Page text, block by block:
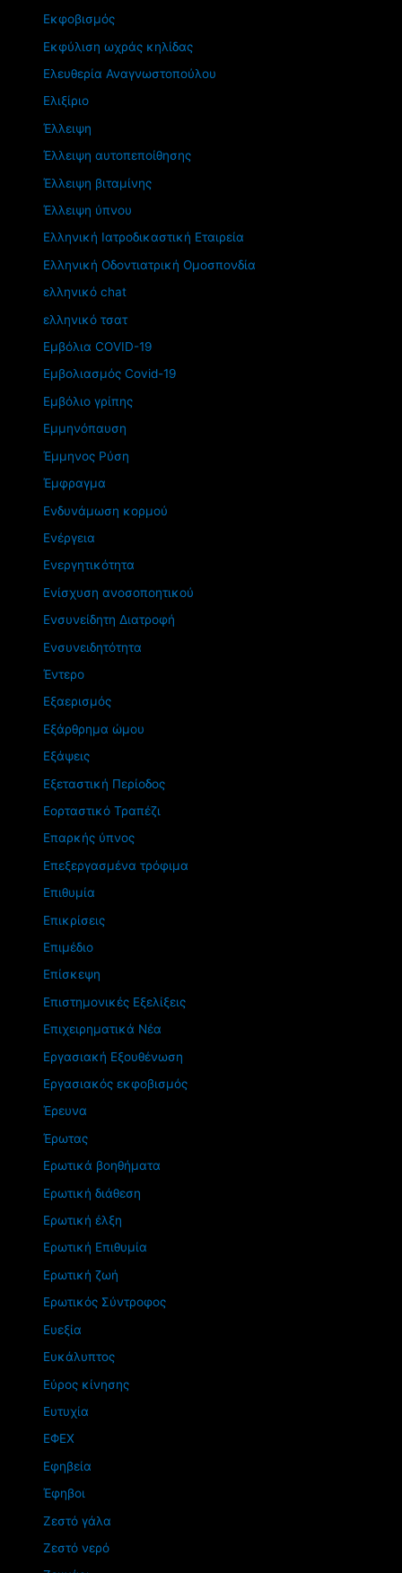
Εκφοβισμός
Εκφύλιση ωχράς κηλίδας
Ελευθερία Αναγνωστοπούλου
Ελιξίριο
Έλλειψη
Έλλειψη αυτοπεποίθησης
Έλλειψη βιταμίνης
Έλλειψη ύπνου
Ελληνική Ιατροδικαστική Εταιρεία
Ελληνική Οδοντιατρική Ομοσπονδία
ελληνικό chat
ελληνικό τσατ
Εμβόλια COVID-19
Εμβολιασμός Covid-19
Εμβόλιο γρίπης
Εμμηνόπαυση
Έμμηνος Ρύση
Έμφραγμα
Ενδυνάμωση κορμού
Ενέργεια
Ενεργητικότητα
Ενίσχυση ανοσοποητικού
Ενσυνείδητη Διατροφή
Ενσυνειδητότητα
Έντερο
Εξαερισμός
Εξάρθρημα ώμου
Εξάψεις
Εξεταστική Περίοδος
Εορταστικό Τραπέζι
Επαρκής ύπνος
Επεξεργασμένα τρόφιμα
Επιθυμία
Επικρίσεις
Επιμέδιο
Επίσκεψη
Επιστημονικές Εξελίξεις
Επιχειρηματικά Νέα
Εργασιακή Εξουθένωση
Εργασιακός εκφοβισμός
Έρευνα
Έρωτας
Ερωτικά βοηθήματα
Ερωτική διάθεση
Ερωτική έλξη
Ερωτική Επιθυμία
Ερωτική ζωή
Ερωτικός Σύντροφος
Ευεξία
Ευκάλυπτος
Εύρος κίνησης
Ευτυχία
ΕΦΕΧ
Εφηβεία
Έφηβοι
Ζεστό γάλα
Ζεστό νερό